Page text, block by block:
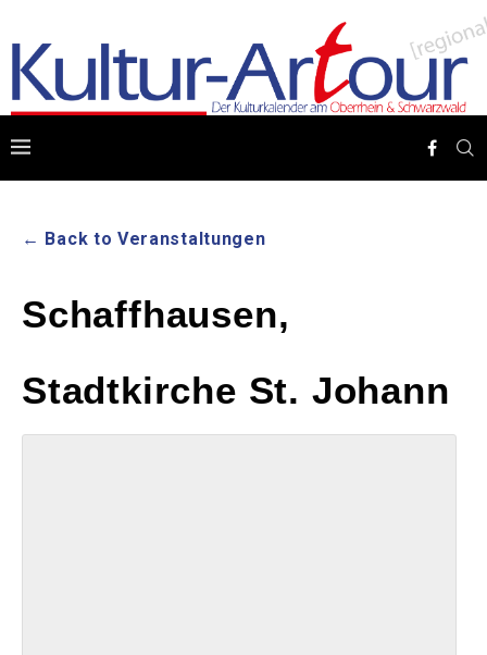
← Back to Veranstaltungen
Schaffhausen,
Stadtkirche St. Johann